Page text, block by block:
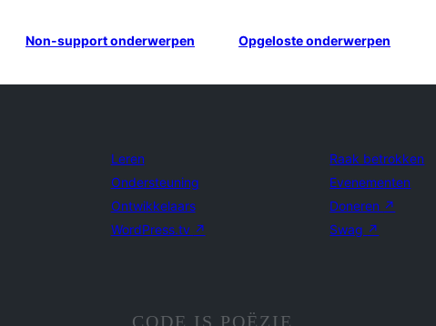
Non-support onderwerpen Opgeloste onderwerpen
Leren
Ondersteuning
Ontwikkelaars
WordPress.tv ↗
Raak betrokken
Evenementen
Doneren ↗
Swag ↗
CODE IS POËZIE.